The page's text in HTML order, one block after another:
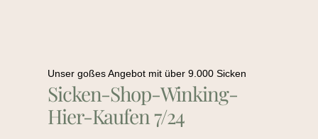
Unser goßes Angebot mit über 9.000 Sicken
Sicken-Shop-Winking-
Hier-Kaufen 7/24